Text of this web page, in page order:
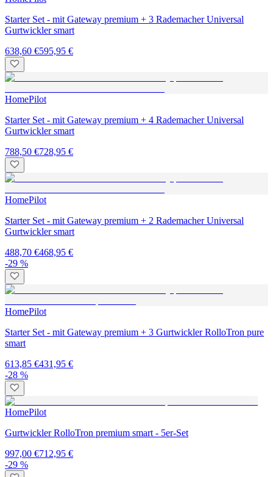
Starter Set - mit Gateway premium + 3 Rademacher Universal
Gurtwickler smart
638,60 €595,95 €
HomePilot
Starter Set - mit Gateway premium + 4 Rademacher Universal
Gurtwickler smart
788,50 €728,95 €
HomePilot
Starter Set - mit Gateway premium + 2 Rademacher Universal
Gurtwickler smart
488,70 €468,95 €
-29 %
HomePilot
Starter Set - mit Gateway premium + 3 Gurtwickler RolloTron pure
smart
613,85 €431,95 €
-28 %
HomePilot
Gurtwickler RolloTron premium smart - 5er-Set
997,00 €712,95 €
-29 %